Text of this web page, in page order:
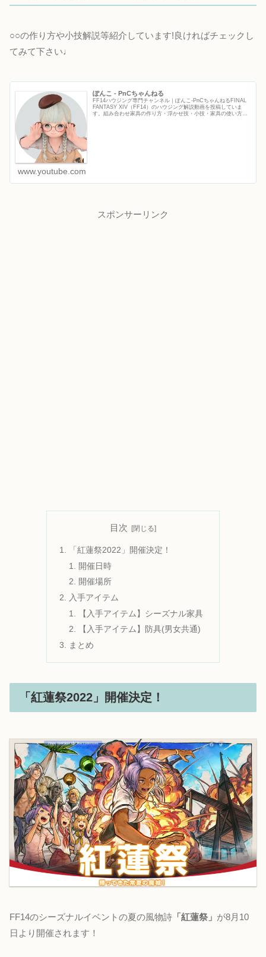
○○の作り方や小技解説等紹介しています!良ければチェックし
てみて下さい♩
ぽんこ - PnCちゃんねる
FF14ハウジング専門チャンネル｜ぽんこ‐PnCちゃんねるFINAL
FANTASY XIV（FF14）のハウジング解説動画を投稿していま
す。組み合わせ家具の作り方・浮かせ技・小技・家具の使い方な
www.youtube.com
スポンサーリンク
目次
「紅蓮祭2022」開催決定！
開催日時
開催場所
入手アイテム
【入手アイテム】シーズナル家具
【入手アイテム】防具(男女共通)
まとめ
「紅蓮祭2022」開催決定！
FF14のシーズナルイベントの夏の風物詩 「紅蓮祭」 が8月10
日より開催されます！